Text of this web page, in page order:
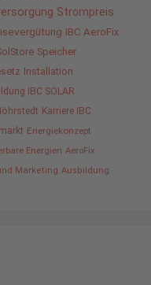
Strompreis
IBC AeroFix
Speicher
Installation
IBC SOLAR
Karriere IBC
Energiekonzept
Energien AeroFix
Marketing Ausbildung